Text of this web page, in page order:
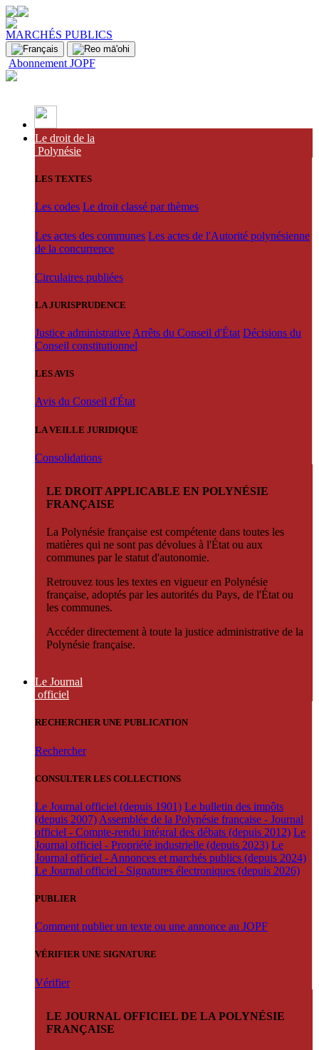
MARCHÉS PUBLICS
Abonnement JOPF
Le droit de la
Polynésie
LES TEXTES
Les codes Le droit classé par thèmes
Les actes des communes Les actes de l'Autorité polynésienne
de la concurrence
Circulaires publiées
LA JURISPRUDENCE
Justice administrative Arrêts du Conseil d'État Décisions du
Conseil constitutionnel
LES AVIS
Avis du Conseil d'État
LA VEILLE JURIDIQUE
Consolidations
LE DROIT APPLICABLE EN POLYNÉSIE
FRANÇAISE
La Polynésie française est compétente dans toutes les
matières qui ne sont pas dévolues à l'État ou aux
communes par le statut d'autonomie.
Retrouvez tous les textes en vigueur en Polynésie
française, adoptés par les autorités du Pays, de l'État ou
les communes.
Accéder directement à toute la justice administrative de la
Polynésie française.
Le Journal
officiel
RECHERCHER UNE PUBLICATION
Rechercher
CONSULTER LES COLLECTIONS
Le Journal officiel (depuis 1901) Le bulletin des impôts
(depuis 2007) Assemblée de la Polynésie française - Journal
officiel - Compte-rendu intégral des débats (depuis 2012) Le
Journal officiel - Propriété industrielle (depuis 2023) Le
Journal officiel - Annonces et marchés publics (depuis 2024)
Le Journal officiel - Signatures électroniques (depuis 2026)
PUBLIER
Comment publier un texte ou une annonce au JOPF
VÉRIFIER UNE SIGNATURE
Vérifier
LE JOURNAL OFFICIEL DE LA POLYNÉSIE
FRANÇAISE